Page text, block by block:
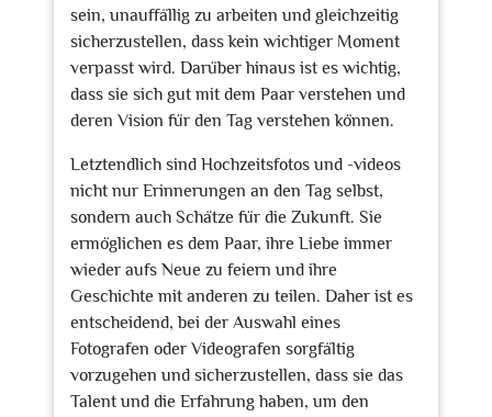
sein, unauffällig zu arbeiten und gleichzeitig
sicherzustellen, dass kein wichtiger Moment
verpasst wird. Darüber hinaus ist es wichtig,
dass sie sich gut mit dem Paar verstehen und
deren Vision für den Tag verstehen können.
Letztendlich sind Hochzeitsfotos und -videos
nicht nur Erinnerungen an den Tag selbst,
sondern auch Schätze für die Zukunft. Sie
ermöglichen es dem Paar, ihre Liebe immer
wieder aufs Neue zu feiern und ihre
Geschichte mit anderen zu teilen. Daher ist es
entscheidend, bei der Auswahl eines
Fotografen oder Videografen sorgfältig
vorzugehen und sicherzustellen, dass sie das
Talent und die Erfahrung haben, um den